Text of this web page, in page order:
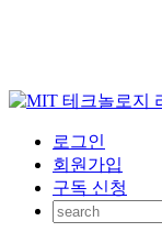
로그인
회원가입
구독 신청